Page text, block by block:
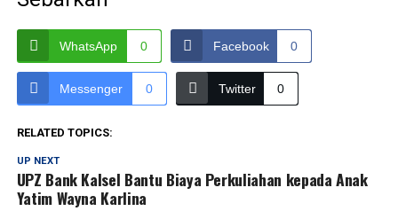
WhatsApp 0 Facebook 0
Messenger 0 Twitter 0
RELATED TOPICS:
UP NEXT
UPZ Bank Kalsel Bantu Biaya Perkuliahan kepada Anak
Yatim Wayna Karlina